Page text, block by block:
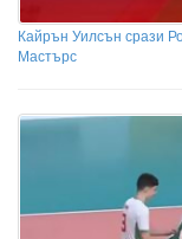
Кайрън Уилсън срази
Мастърс